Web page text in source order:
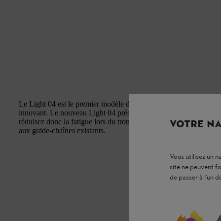
Le Light 04 est le premier modèle de guide-chaîne STIHL à
innovant. Le nouveau Light 04 présente une forme particulière.
réduisez donc la fatigue lors du tronçonnage, car son profil
aux guide-chaînes existants.
VOTRE
Vous utilisez un
site ne peuvent
de passer à l'un